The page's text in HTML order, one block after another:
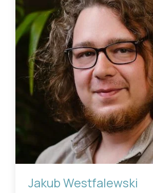
Jakub Westfalewski